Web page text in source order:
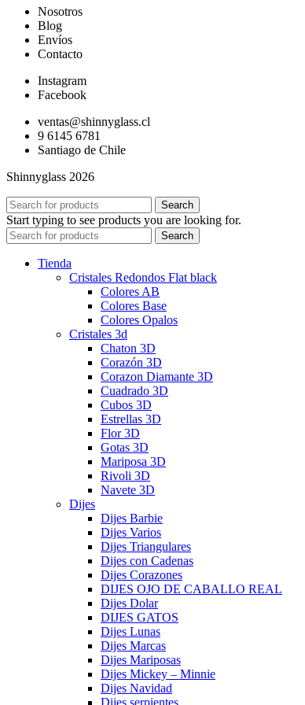
Nosotros
Blog
Envíos
Contacto
Instagram
Facebook
ventas@shinnyglass.cl
9 6145 6781
Santiago de Chile
Shinnyglass 2026
Search
Start typing to see products you are looking for.
Search
Tienda
Cristales Redondos Flat black
Colores AB
Colores Base
Colores Opalos
Cristales 3d
Chaton 3D
Corazón 3D
Corazon Diamante 3D
Cuadrado 3D
Cubos 3D
Estrellas 3D
Flor 3D
Gotas 3D
Mariposa 3D
Rivoli 3D
Navete 3D
Dijes
Dijes Barbie
Dijes Varios
Dijes Triangulares
Dijes con Cadenas
Dijes Corazones
DIJES OJO DE CABALLO REAL
Dijes Dolar
DIJES GATOS
Dijes Lunas
Dijes Marcas
Dijes Mariposas
Dijes Mickey – Minnie
Dijes Navidad